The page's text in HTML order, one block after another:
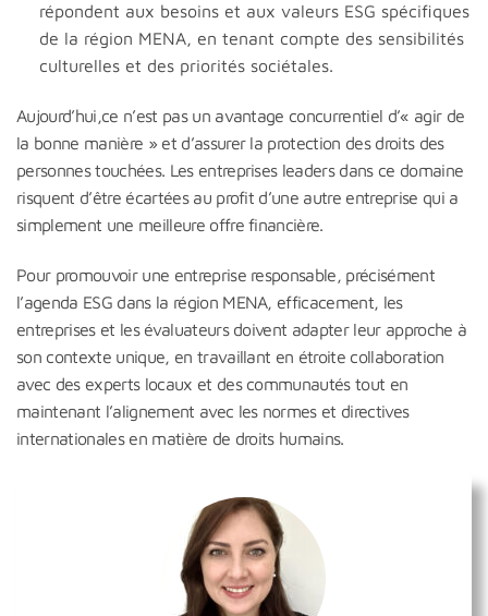
répondent aux besoins et aux valeurs ESG spécifiques
de la région MENA, en tenant compte des sensibilités
culturelles et des priorités sociétales.
Aujourd’hui,ce n’est pas un avantage concurrentiel d’« agir de
la bonne manière » et d’assurer la protection des droits des
personnes touchées. Les entreprises leaders dans ce domaine
risquent d’être écartées au profit d’une autre entreprise qui a
simplement une meilleure offre financière.
Pour promouvoir une entreprise responsable, précisément
l’agenda ESG dans la région MENA, efficacement, les
entreprises et les évaluateurs doivent adapter leur approche à
son contexte unique, en travaillant en étroite collaboration
avec des experts locaux et des communautés tout en
maintenant l’alignement avec les normes et directives
internationales en matière de droits humains.